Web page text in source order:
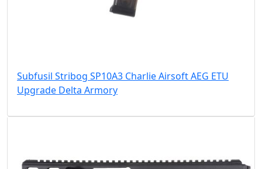
Subfusil Stribog SP10A3 Charlie Airsoft AEG ETU
Upgrade Delta Armory